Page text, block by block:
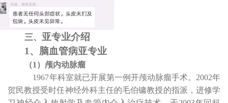
三、 亚专业介绍
1 、脑血管病亚专业
（1 ）颅内动脉瘤
1967年科室就已开展第一例开颅动脉瘤手术。 2002年
贺民教授受时任神经外科主任的毛伯镛教授的指派，进修学